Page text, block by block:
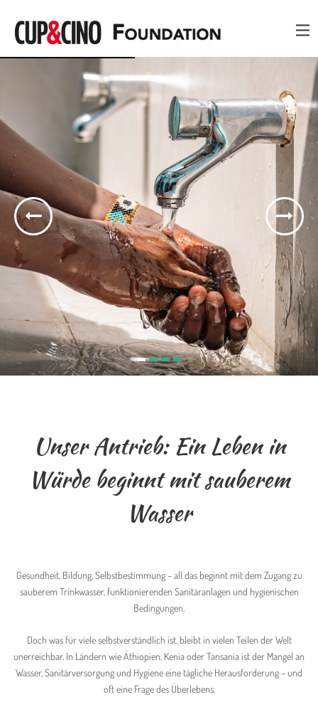
Unser Antrieb: Ein Leben in
Würde beginnt mit sauberem
Wasser
Gesundheit, Bildung, Selbstbestimmung – all das beginnt mit dem Zugang zu
sauberem Trinkwasser, funktionierenden Sanitäranlagen und hygienischen
Bedingungen.
Doch was für viele selbstverständlich ist, bleibt in vielen Teilen der Welt
unerreichbar. In Ländern wie Äthiopien, Kenia oder Tansania ist der Mangel an
Wasser, Sanitärversorgung und Hygiene eine tägliche Herausforderung – und
oft eine Frage des Überlebens.